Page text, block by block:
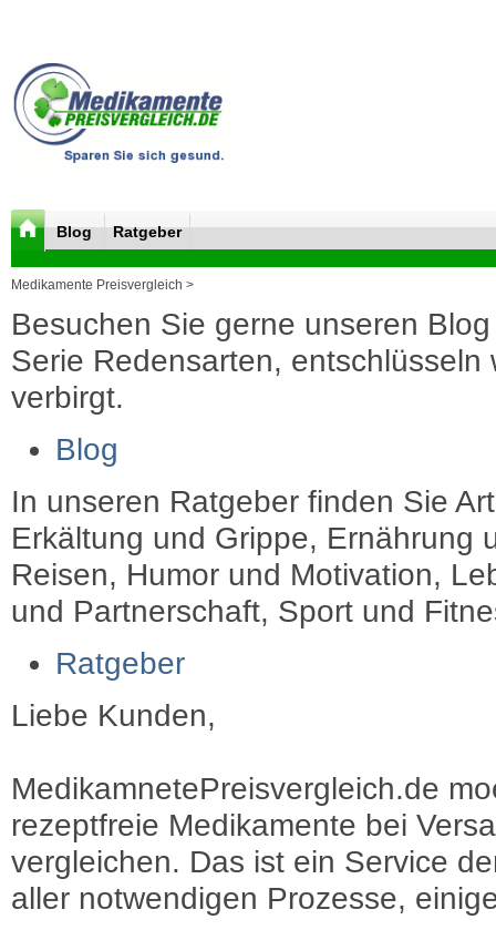
Blog Ratgeber
Medikamente Preisvergleich >
Besuchen Sie gerne unseren
Serie Redensarten, entschlüsseln
verbirgt.
Blog
In unseren Ratgeber finden Sie
Erkältung und Grippe, Ernährung
Reisen, Humor und Motivation,
und Partnerschaft, Sport und
Ratgeber
Liebe Kunden,
MedikamnetePreisvergleich.de
rezeptfreie Medikamente bei
vergleichen. Das ist ein Service
aller notwendigen Prozesse,